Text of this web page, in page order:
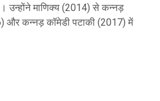
उन्होंने माणिक्य (2014) से कन्नड़
और कन्नड़ कॉमेडी पटाकी (2017) में